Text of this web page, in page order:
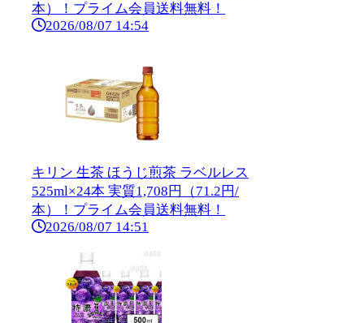
本）！プライム会員送料無料！
2026/08/07 14:54
キリン 生茶 ほうじ煎茶 ラベルレス
525ml×24本 実質1,708円（71.2円/
本）！プライム会員送料無料！
2026/08/07 14:51